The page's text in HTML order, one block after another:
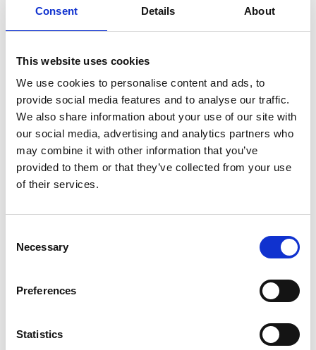
Consent Details About
This website uses cookies
We use cookies to personalise content and ads, to
provide social media features and to analyse our traffic.
We also share information about your use of our site with
our social media, advertising and analytics partners who
may combine it with other information that you’ve
provided to them or that they’ve collected from your use
of their services.
Selection
Necessary
Preferences
Statistics
Informations sur le produit Produits similaires
Description
Échelle coulissante Solide 2×18 échelons
industrielle professionnelle
robuste et polyvalente, conçue
large surface des barreaux et à
leur position horizontale
, cette échelle offre un confort de
Cetteéchelle
est entièrement